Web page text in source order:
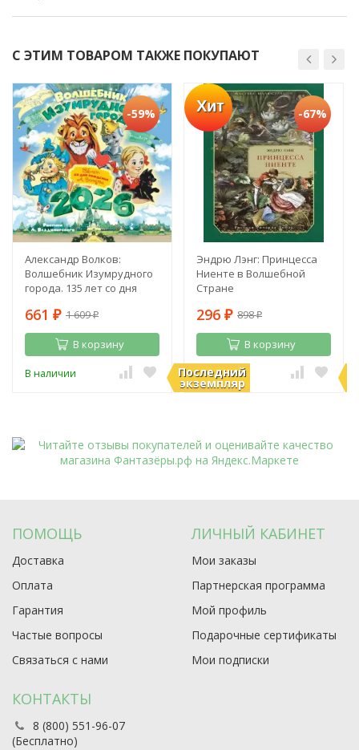
С ЭТИМ ТОВАРОМ ТАКЖЕ ПОКУПАЮТ
-59%
Александр Волков:
Волшебник Изумрудного
города. 135 лет со дня
661 ₽ 1 609₽
В корзину
В наличии
Хит
Последний
экземпляр
-67%
Эндрю Лэнг: Принцесса
Ниенте в Волшебной
Стране
296 ₽ 898₽
В корзину
В наличии
ПОМОЩЬ
Доставка
Оплата
Гарантия
Частые вопросы
Связаться с нами
ЛИЧНЫЙ КАБИНЕТ
Мои заказы
Партнерская программа
Мой профиль
Подарочные сертификаты
Мои подписки
КОНТАКТЫ
8 (800) 551-96-07
(Бесплатно)